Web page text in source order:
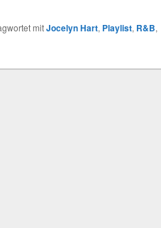
mitJocelyn Hart, Playlist, R&B,